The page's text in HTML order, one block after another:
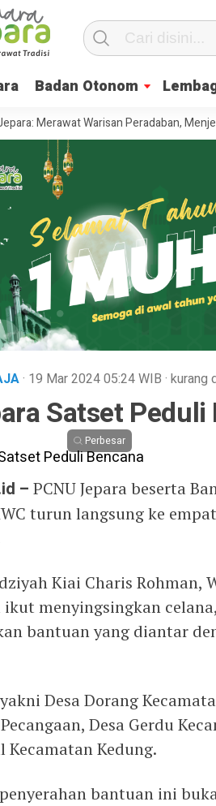
Badan Otonom
Merawat Warisan Peradaban, Menjemput
· 19 Mar 202405:24WIB · kurang
Satset Peduli
Perbesar
– PCNU Jepara beserta
turun langsung ke
Kiai Charis Rohman,
ikut menyingsingkan
bantuan yang diantar
Desa Dorang
Desa Gerdu
Kecamatan Kedung.
bantuan ini